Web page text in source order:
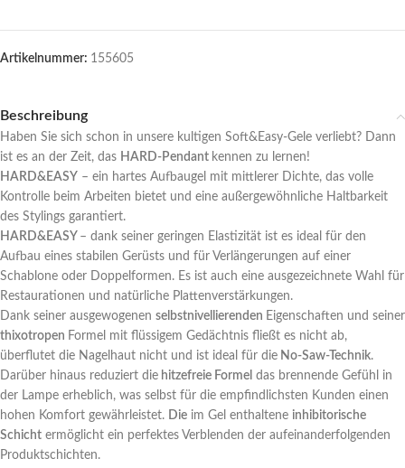
Artikelnummer: 155605
Beschreibung
Haben Sie sich schon in unsere kultigen Soft&Easy-Gele verliebt? Dann
ist es an der Zeit, das HARD-Pendant kennen zu lernen!
HARD&EASY – ein hartes Aufbaugel mit mittlerer Dichte, das volle
Kontrolle beim Arbeiten bietet und eine außergewöhnliche Haltbarkeit
des Stylings garantiert.
HARD&EASY – dank seiner geringen Elastizität ist es ideal für den
Aufbau eines stabilen Gerüsts und für Verlängerungen auf einer
Schablone oder Doppelformen. Es ist auch eine ausgezeichnete Wahl für
Restaurationen und natürliche Plattenverstärkungen.
Dank seiner ausgewogenen selbstnivellierenden Eigenschaften und seiner
thixotropen Formel mit flüssigem Gedächtnis fließt es nicht ab,
überflutet die Nagelhaut nicht und ist ideal für die No-Saw-Technik.
Darüber hinaus reduziert die hitzefreie Formel das brennende Gefühl in
der Lampe erheblich, was selbst für die empfindlichsten Kunden einen
hohen Komfort gewährleistet. Die im Gel enthaltene inhibitorische
Schicht ermöglicht ein perfektes Verblenden der aufeinanderfolgenden
Produktschichten.